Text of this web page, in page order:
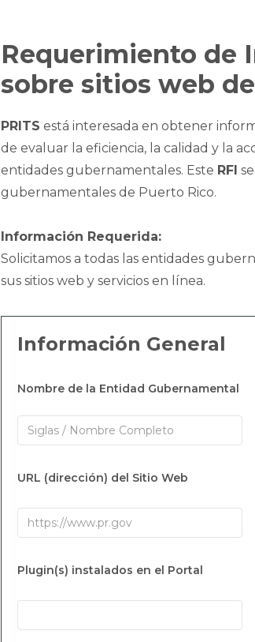
Requerimiento de
sobre sitios web
PRITS está interesada en obtener
de evaluar la eficiencia, la calidad y la
entidades gubernamentales. Este RFI
gubernamentales de Puerto Rico.
Información Requerida:
Solicitamos a todas las entidades
sus sitios web y servicios en línea.
Información General
Nombre de la Entidad Gubernamental
URL (dirección) del Sitio Web
Plugin(s) instalados en el Portal